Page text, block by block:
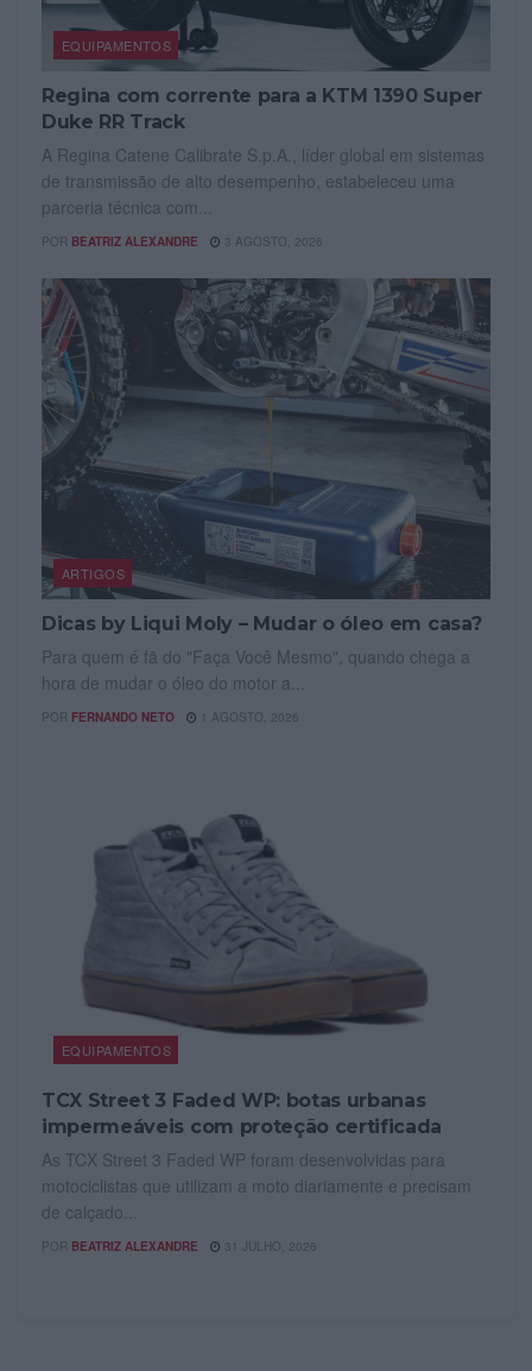
EQUIPAMENTOS
Regina com corrente para a KTM 1390 Super
Duke RR Track
A Regina Catene Calibrate S.p.A., líder global em sistemas
de transmissão de alto desempenho, estabeleceu uma
parceria técnica com...
POR BEATRIZ ALEXANDRE 3 AGOSTO, 2026
ARTIGOS
Dicas by Liqui Moly – Mudar o óleo em casa?
Para quem é fã do "Faça Você Mesmo", quando chega a
hora de mudar o óleo do motor a...
POR FERNANDO NETO 1 AGOSTO, 2026
EQUIPAMENTOS
TCX Street 3 Faded WP: botas urbanas
impermeáveis com proteção certificada
As TCX Street 3 Faded WP foram desenvolvidas para
motociclistas que utilizam a moto diariamente e precisam
de calçado...
POR BEATRIZ ALEXANDRE 31 JULHO, 2026